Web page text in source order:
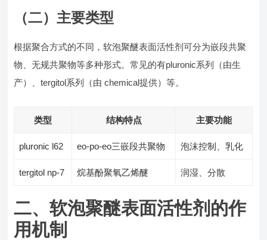
（二）主要类型
根据聚合方式的不同，软泡聚醚表面活性剂可分为嵌段共聚
物、无规共聚物等多种形式。常见的有pluronic系列（由生
产）、tergitol系列（由 chemical提供）等。
类型 结构特点 主要功能
pluronic l62 eo-po-eo三嵌段共聚物 泡沫控制、乳化
tergitol np-7 烷基酚聚氧乙烯醚 润湿、分散
二、软泡聚醚表面活性剂的作
用机制